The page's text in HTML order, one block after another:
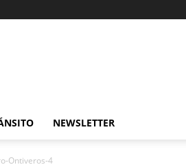
NEWSLETTER
Ontiveros-4